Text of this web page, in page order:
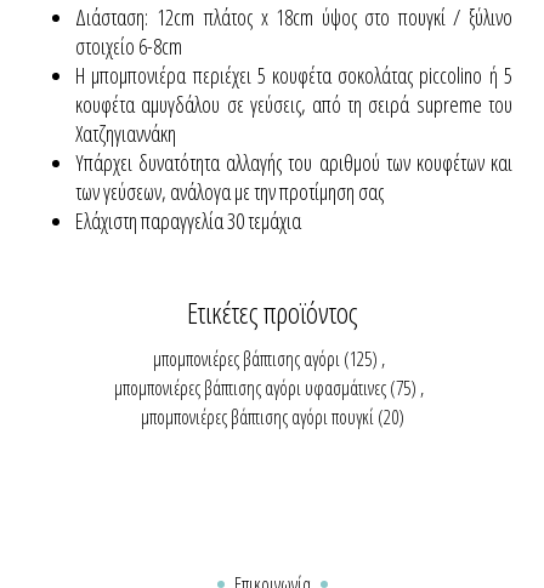
Διάσταση: 12cm πλάτος x 18cm ύψος στο πουγκί / ξύλινο
στοιχείο 6-8cm
Η μπομπονιέρα περιέχει 5 κουφέτα σοκολάτας piccolino ή 5
κουφέτα αμυγδάλου σε γεύσεις, από τη σειρά supreme του
Χατζηγιαννάκη
Yπάρχει δυνατότητα αλλαγής του αριθμού των κουφέτων και
των γεύσεων, ανάλογα με την προτίμηση σας
Ελάχιστη παραγγελία 30 τεμάχια
Ετικέτες προϊόντος
μπομπονιέρες βάπτισης αγόρι(125) ,
μπομπονιέρες βάπτισης αγόρι υφασμάτινες(75) ,
μπομπονιέρες βάπτισης αγόρι πουγκί (20)